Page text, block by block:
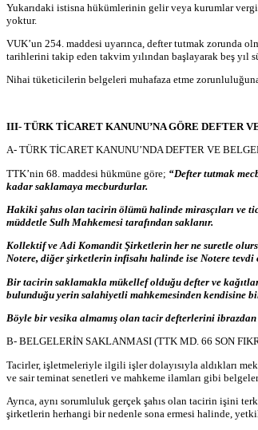
Yukarıdaki istisna hükümlerinin gelir veya kurumlar
yoktur.
VUK’un 254. maddesi uyarınca, defter tutmak zorunda
tarihlerini takip eden takvim yılından başlayarak beş yıl
Nihai tüketicilerin belgeleri muhafaza etme
III- TÜRK TİCARET KANUNU’NA GÖRE DEFTER
A- TÜRK TİCARET KANUNU’NDA DEFTER VE
TTK’nin 68. maddesi hükmüne göre; “Defter tutmak
kadar saklamaya mecburdurlar.
Hakiki şahıs olan tacirin ölümü halinde mirasçıları ve
müddetle Sulh Mahkemesi tarafından saklanır.
Kollektif ve Adi Komandit Şirketlerin her ne suretle
Notere, diğer şirketlerin infisahı halinde ise Notere
Bir tacirin saklamakla mükellef olduğu defter ve
bulunduğu yerin salahiyetli mahkemesinden kendisine
Böyle bir vesika almamış olan tacir defterlerini ibrazdan
B- BELGELERİN SAKLANMASI (TTK MD. 66 SON
Tacirler, işletmeleriyle ilgili işler dolayısıyla aldıkları
ve sair teminat senetleri ve mahkeme ilamları gibi
Ayrıca, aynı sorumluluk gerçek şahıs olan tacirin işini
şirketlerin herhangi bir nedenle sona ermesi halinde,